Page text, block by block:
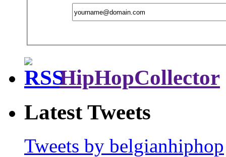
HipHopCollector
Latest Tweets
Tweets by belgianhiphop